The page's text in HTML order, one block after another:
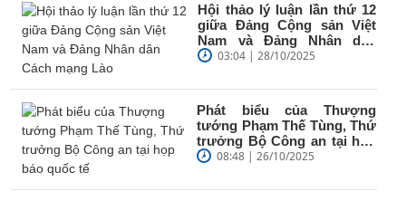
Hội thảo lý luận lần thứ 12
giữa Đảng Cộng sản Việt
Nam và Đảng Nhân dân
Cách mạng Lào
03:04 | 28/10/2025
Phát biểu của Thượng
tướng Phạm Thế Tùng, Thứ
trưởng Bộ Công an tại họp
báo quốc tế
08:48 | 26/10/2025